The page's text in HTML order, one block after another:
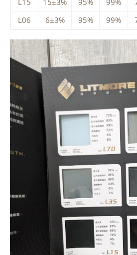
L15 15±3% 95% 99%
L06
6±3% 95% 99%